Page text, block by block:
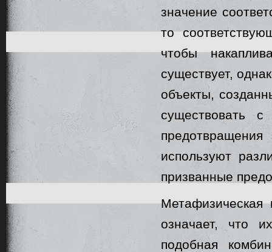
значение
то
чтобы
существует,
объекты,
существовать
используют
призванные
Метафизическая
означает, что
подобная